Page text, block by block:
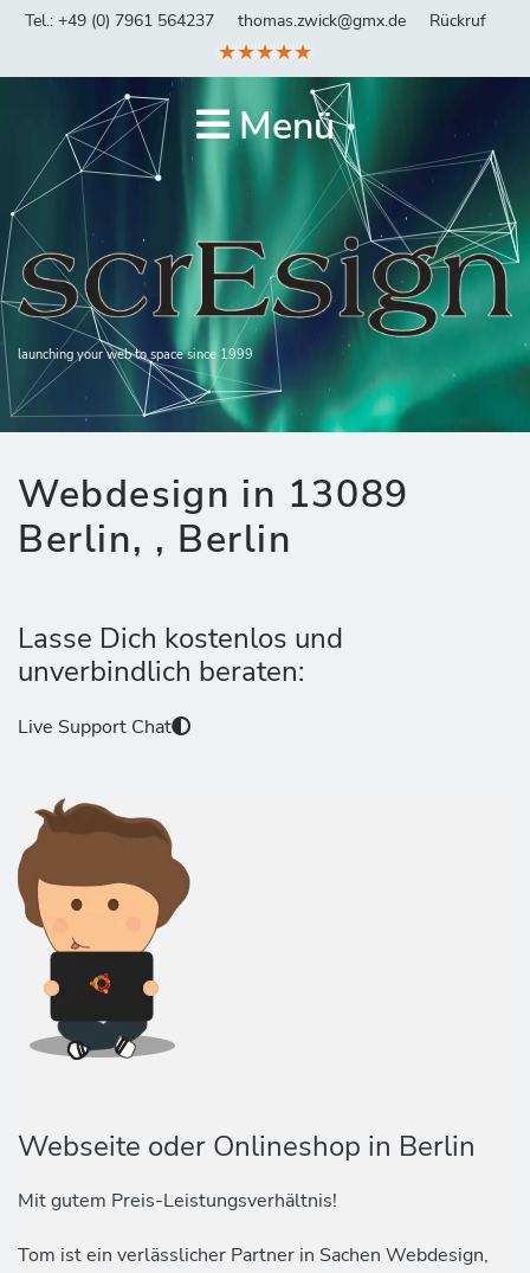
Tel.: +49 (0) 7961 564237 thomas.zwick@gmx.de Rückruf
★★★★★
Menü
launching your web to space since 1999
Webdesign in 13089
Berlin, , Berlin
Lasse Dich kostenlos und
unverbindlich beraten:
Live Support Chat
Webseite oder Onlineshop in Berlin
Mit gutem Preis-Leistungsverhältnis!
Tom ist ein verlässlicher Partner in Sachen Webdesign,